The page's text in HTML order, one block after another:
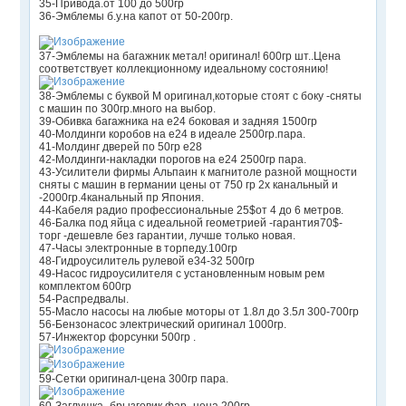
35-Привода.от 100 до 500гр
36-Эмблемы б.у.на капот от 50-200гр.
37-Эмблемы на багажник метал! оригинал! 600гр шт..Цена
соответствует коллекционному идеальному состоянию!
38-Эмблемы с буквой М оригинал,которые стоят с боку -сняты
с машин по 300гр.много на выбор.
39-Обивка багажника на е24 боковая и задняя 1500гр
40-Молдинги коробов на е24 в идеале 2500гр.пара.
41-Молдинг дверей по 50гр е28
42-Молдинги-накладки порогов на е24 2500гр пара.
43-Усилители фирмы Альпаин к магнитоле разной мощности
сняты с машин в германии цены от 750 гр 2х канальный и
-2000гр.4канальный пр Япония.
44-Кабеля радио профессиональные 25$от 4 до 6 метров.
46-Балка под яйца с идеальной геометрией -гарантия70$-
торг -дешевле без гарантии, лучше только новая.
47-Часы электронные в торпеду.100гр
48-Гидроусилитель рулевой е34-32 500гр
49-Насос гидроусилителя с установленным новым рем
комплектом 600гр
54-Распредвалы.
55-Масло насосы на любые моторы от 1.8л до 3.5л 300-700гр
56-Бензонасос электрический оригинал 1000гр.
57-Инжектор форсунки 500гр .
59-Сетки оригинал-цена 300гр пара.